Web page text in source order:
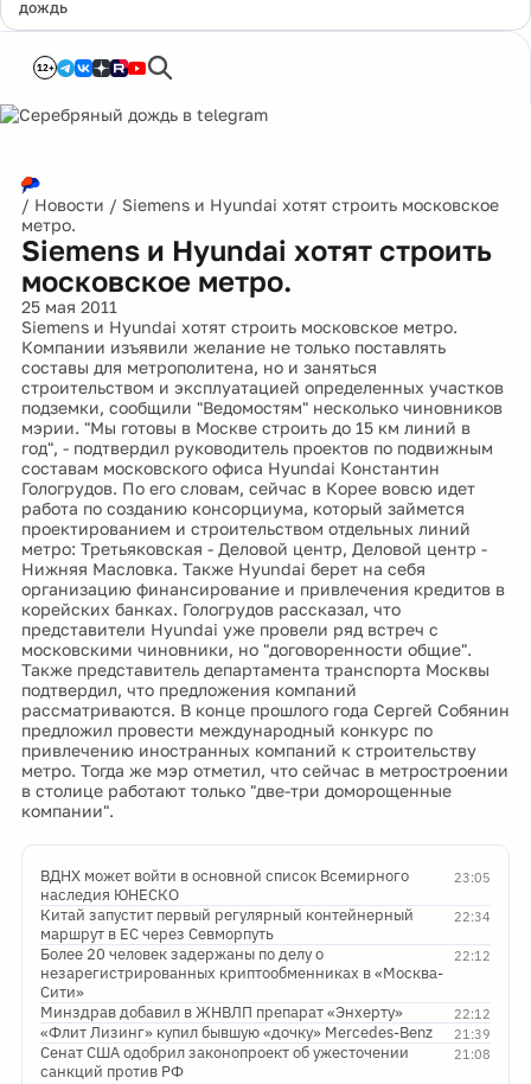
дождь
12+
/ Новости / Siemens и Hyundai хотят строить московское
метро.
Siemens и Hyundai хотят строить
московское метро.
25 мая 2011
Siemens и Hyundai хотят строить московское метро.
Компании изъявили желание не только поставлять
составы для метрополитена, но и заняться
строительством и эксплуатацией определенных участков
подземки, сообщили "Ведомостям" несколько чиновников
мэрии. "Мы готовы в Москве строить до 15 км линий в
год", - подтвердил руководитель проектов по подвижным
составам московского офиса Hyundai Константин
Гологрудов. По его словам, сейчас в Корее вовсю идет
работа по созданию консорциума, который займется
проектированием и строительством отдельных линий
метро: Третьяковская - Деловой центр, Деловой центр -
Нижняя Масловка. Также Hyundai берет на себя
организацию финансирование и привлечения кредитов в
корейских банках. Гологрудов рассказал, что
представители Hyundai уже провели ряд встреч с
московскими чиновники, но "договоренности общие".
Также представитель департамента транспорта Москвы
подтвердил, что предложения компаний
рассматриваются. В конце прошлого года Сергей Собянин
предложил провести международный конкурс по
привлечению иностранных компаний к строительству
метро. Тогда же мэр отметил, что сейчас в метростроении
в столице работают только "две-три доморощенные
компании".
23:05
ВДНХ может войти в основной список Всемирного
наследия ЮНЕСКО
22:34
Китай запустит первый регулярный контейнерный
маршрут в ЕС через Севморпуть
22:12
Более 20 человек задержаны по делу о
незарегистрированных криптообменниках в «Москва-
Сити»
22:12
Минздрав добавил в ЖНВЛП препарат «Энхерту»
21:39
«Флит Лизинг» купил бывшую «дочку» Mercedes-Benz
21:08
Сенат США одобрил законопроект об ужесточении
санкций против РФ